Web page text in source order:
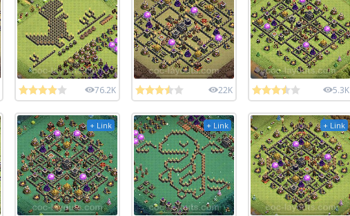
76.2K 22K 5.3K
+ Link + Link + Link